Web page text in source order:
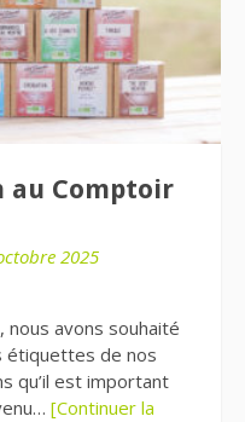
au Comptoir
2025
nous avons souhaité
étiquettes de nos
qu’il est important
[Continuer la